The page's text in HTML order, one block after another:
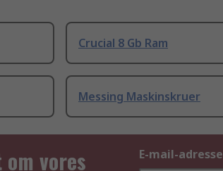
Crucial 8 Gb Ram
Messing Maskinskruer
vores
E-mail-adresse